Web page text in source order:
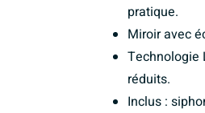
pratique.
Miroir avec
Technologie
réduits.
Inclus :